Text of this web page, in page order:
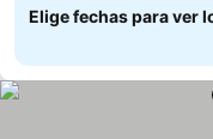
Elige fechas para ver